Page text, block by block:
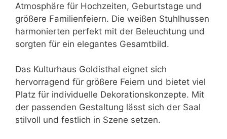
Atmosphäre für Hochzeiten, Geburtstage und
größere Familienfeiern. Die weißen Stuhlhussen
harmonierten perfekt mit der Beleuchtung und
sorgten für ein elegantes Gesamtbild.
Das Kulturhaus Goldisthal eignet sich
hervorragend für größere Feiern und bietet viel
Platz für individuelle Dekorationskonzepte. Mit
der passenden Gestaltung lässt sich der Saal
stilvoll und festlich in Szene setzen.